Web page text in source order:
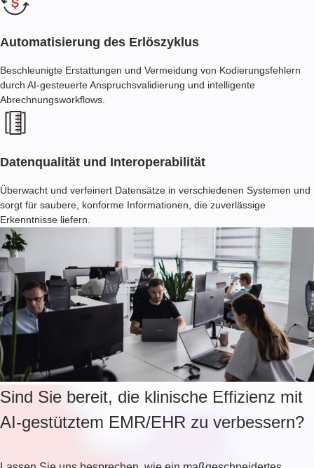
Automatisierung des Erlöszyklus
Beschleunigte Erstattungen und Vermeidung von Kodierungsfehlern
durch AI-gesteuerte Anspruchsvalidierung und intelligente
Abrechnungsworkflows.
Datenqualität und Interoperabilität
Überwacht und verfeinert Datensätze in verschiedenen Systemen und
sorgt für saubere, konforme Informationen, die zuverlässige
Erkenntnisse liefern.
Sind Sie bereit, die klinische Effizienz mit
AI-gestütztem EMR/EHR zu verbessern?